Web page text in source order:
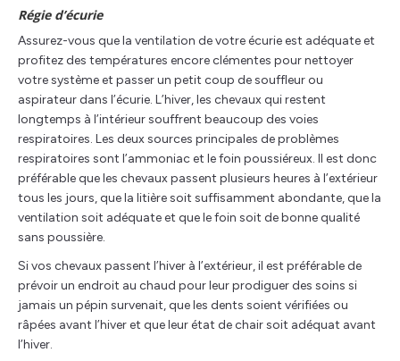
Régie d’écurie
Assurez-vous que la ventilation de votre écurie est adéquate et
profitez des températures encore clémentes pour nettoyer
votre système et passer un petit coup de souffleur ou
aspirateur dans l’écurie. L’hiver, les chevaux qui restent
longtemps à l’intérieur souffrent beaucoup des voies
respiratoires. Les deux sources principales de problèmes
respiratoires sont l’ammoniac et le foin poussiéreux. Il est donc
préférable que les chevaux passent plusieurs heures à l’extérieur
tous les jours, que la litière soit suffisamment abondante, que la
ventilation soit adéquate et que le foin soit de bonne qualité
sans poussière.
Si vos chevaux passent l’hiver à l’extérieur, il est préférable de
prévoir un endroit au chaud pour leur prodiguer des soins si
jamais un pépin survenait, que les dents soient vérifiées ou
râpées avant l’hiver et que leur état de chair soit adéquat avant
l’hiver.